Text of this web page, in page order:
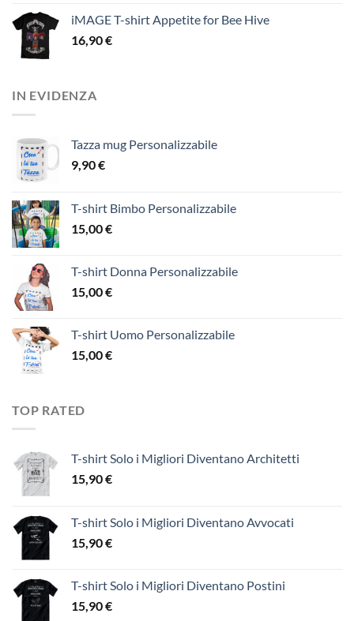
iMAGE T-shirt Appetite for Bee Hive
16,90€
IN EVIDENZA
Tazza mug Personalizzabile
9,90€
T-shirt Bimbo Personalizzabile
15,00€
T-shirt Donna Personalizzabile
15,00€
T-shirt Uomo Personalizzabile
15,00€
TOP RATED
T-shirt Solo i Migliori Diventano Architetti
15,90€
T-shirt Solo i Migliori Diventano Avvocati
15,90€
T-shirt Solo i Migliori Diventano Postini
15,90€